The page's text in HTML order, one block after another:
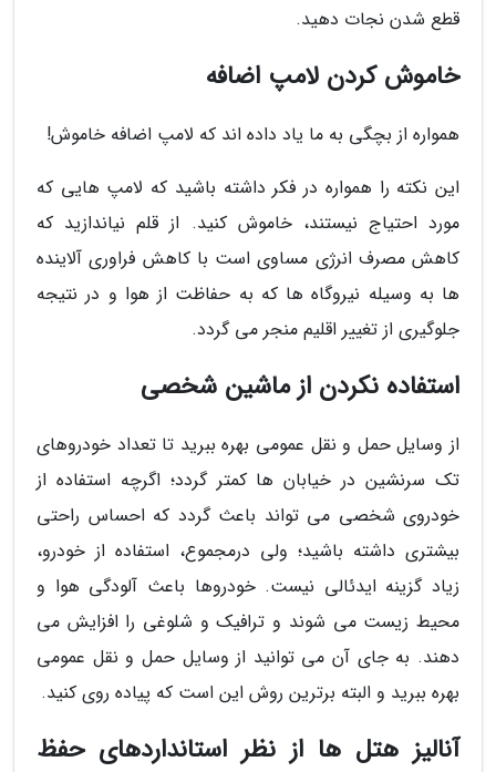
قطع شدن نجات دهید.
خاموش کردن لامپ اضافه
همواره از بچگی به ما یاد داده اند که لامپ اضافه خاموش!
این نکته را همواره در فکر داشته باشید که لامپ هایی که
مورد احتیاج نیستند، خاموش کنید. از قلم نیاندازید که
کاهش مصرف انرژی مساوی است با کاهش فراوری آلاینده
ها به وسیله نیروگاه ها که به حفاظت از هوا و در نتیجه
جلوگیری از تغییر اقلیم منجر می گردد.
استفاده نکردن از ماشین شخصی
از وسایل حمل و نقل عمومی بهره ببرید تا تعداد خودروهای
تک سرنشین در خیابان ها کمتر گردد؛ اگرچه استفاده از
خودروی شخصی می تواند باعث گردد که احساس راحتی
بیشتری داشته باشید؛ ولی درمجموع، استفاده از خودرو،
زیاد گزینه ایدئالی نیست. خودروها باعث آلودگی هوا و
محیط زیست می شوند و ترافیک و شلوغی را افزایش می
دهند. به جای آن می توانید از وسایل حمل و نقل عمومی
بهره ببرید و البته برترین روش این است که پیاده روی کنید.
آنالیز هتل ها از نظر استانداردهای حفظ